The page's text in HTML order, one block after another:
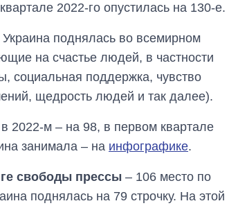
2022-го опустилась на 130-е.
поднялась во всемирном
на счастье людей, в частности
социальная поддержка, чувство
щедрость людей и так далее).
2022-м – на 98, в первом квартале
занимала – на инфографике.
свободы прессы – 106 место по
поднялась на 79 строчку. На этой